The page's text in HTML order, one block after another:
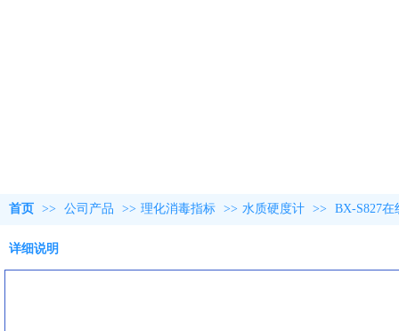
首页 >> 公司产品 >> 理化消毒指标 >> 水质硬度计 >> BX-S827
详细说明